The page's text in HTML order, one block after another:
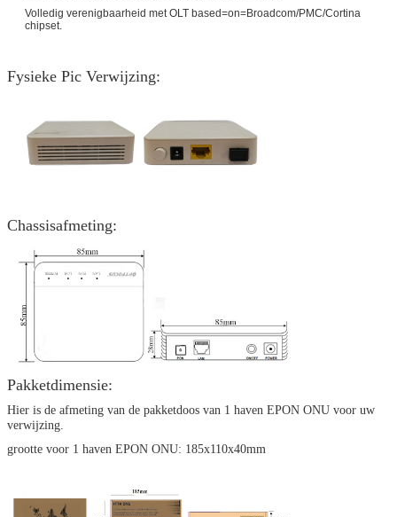
Volledig verenigbaarheid met OLT based=on=Broadcom/PMC/Cortina
chipset.
Fysieke Pic Verwijzing:
Chassisafmeting:
Pakketdimensie:
Hier is de afmeting van de pakketdoos van 1 haven EPON ONU voor uw
verwijzing.
grootte voor 1 haven EPON ONU: 185x110x40mm